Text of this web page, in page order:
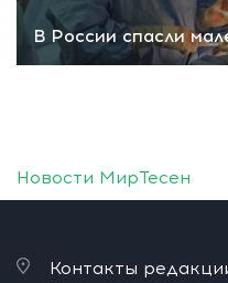
В России спасли
Новости МирТесен
Контакты